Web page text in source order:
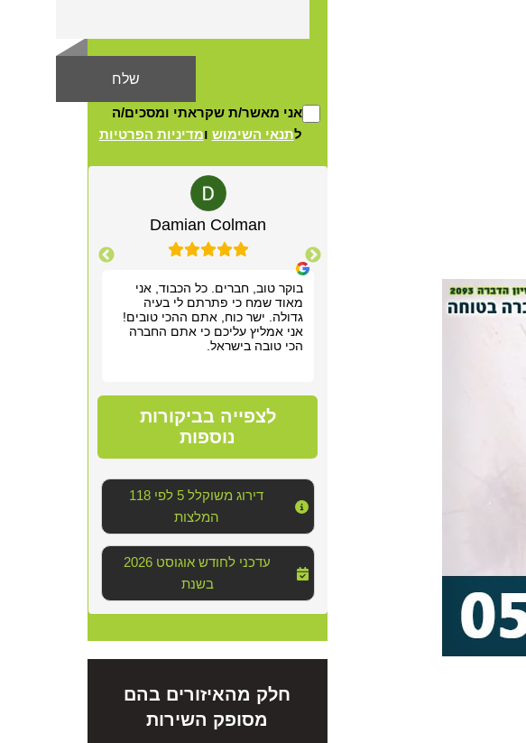
אני מאשר/ת שקראתי ומסכים/ה
לתנאי השימוש ומדיניות הפרטיות
תודה על כל העזרה. התרשמנו מאוד
מנריה לויאני. הוא הגיע תוך שעה,
ביצע את העבודה מהר ונתן לנו
Damian Colman
בוקר טוב, חברים. כל הכבוד, אני
מאוד שמח כי פתרתם לי בעיה
גדולה. ישר כוח, אתם ההכי טובים!
אני אמליץ עליכם כי אתם החברה
הכי טובה בישראל.
לצפייה בביקורות
נוספות
דירוג משוקלל 5 לפי 118
המלצות
2026 עדכני לחודש אוגוסט
בשנת
חלק מהאיזורים בהם
מסופק השירות